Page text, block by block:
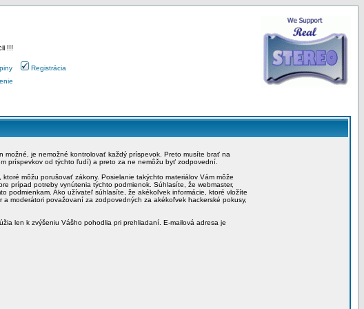
!!!
Registrácia
je nemožné kontrolovať každý príspevok. Preto musíte brať na
príspevkov od týchto ľudí) a preto za ne nemôžu byť zodpovední.
môžu porušovať zákony. Posielanie takýchto materiálov Vám môže
prípad potreby vynútenia týchto podmienok. Súhlasíte, že webmaster,
podmienkam. Ako užívateľ súhlasíte, že akékoľvek informácie, ktoré vložíte
moderátori považovaní za zodpovedných za akékoľvek hackerské pokusy,
len k zvýšeniu Vášho pohodlia pri prehliadaní. E-mailová adresa je